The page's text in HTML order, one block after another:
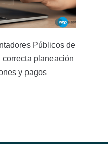
Públicos de
planeación
y pagos